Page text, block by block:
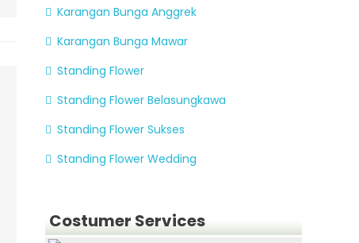
Karangan Bunga Anggrek
Karangan Bunga Mawar
Standing Flower
Standing Flower Belasungkawa
Standing Flower Sukses
Standing Flower Wedding
Costumer Services